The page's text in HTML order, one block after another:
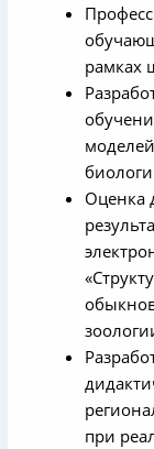
рамках
Оценка
при